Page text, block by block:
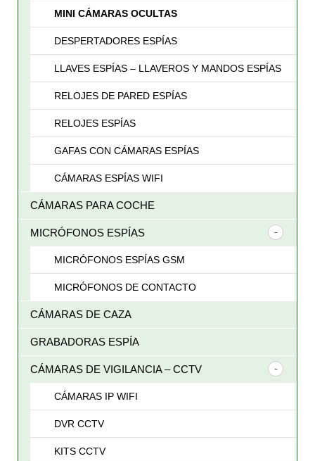
MINI CÁMARAS OCULTAS
DESPERTADORES ESPÍAS
LLAVES ESPÍAS – LLAVEROS Y MANDOS ESPÍAS
RELOJES DE PARED ESPÍAS
RELOJES ESPÍAS
GAFAS CON CÁMARAS ESPÍAS
CÁMARAS ESPÍAS WIFI
CÁMARAS PARA COCHE
MICRÓFONOS ESPÍAS
MICRÓFONOS ESPÍAS GSM
MICRÓFONOS DE CONTACTO
CÁMARAS DE CAZA
GRABADORAS ESPÍA
CÁMARAS DE VIGILANCIA – CCTV
CÁMARAS IP WIFI
DVR CCTV
KITS CCTV